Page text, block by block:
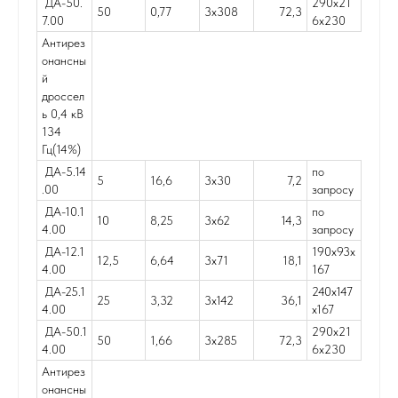
7.00
50 0,77 3х308 72,3
6х230
Антирез
онансны
й
дроссел
ь 0,4 кВ
134
Гц(14%)
ДА-5.14
.00
5 16,6 3х30 7,2
по
запросу
ДА-10.1
4.00
10 8,25 3х62 14,3
по
запросу
ДА-12.1
4.00
12,5 6,64 3х71 18,1
190х93х
167
ДА-25.1
4.00
25 3,32 3х142 36,1
240х147
х167
ДА-50.1
4.00
50 1,66 3х285 72,3
290х21
6х230
Антирез
онансны